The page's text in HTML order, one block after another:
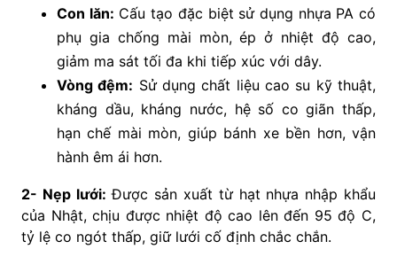
Con lăn: Cấu tạo đặc biệt sử dụng nhựa PA có
phụ gia chống mài mòn, ép ở nhiệt độ cao,
giảm ma sát tối đa khi tiếp xúc với dây.
Vòng đệm: Sử dụng chất liệu cao su kỹ thuật,
kháng dầu, kháng nước, hệ số co giãn thấp,
hạn chế mài mòn, giúp bánh xe bền hơn, vận
hành êm ái hơn.
2- Nẹp lưới: Được sản xuất từ hạt nhựa nhập khẩu
của Nhật, chịu được nhiệt độ cao lên đến 95 độ C,
tỷ lệ co ngót thấp, giữ lưới cố định chắc chắn.